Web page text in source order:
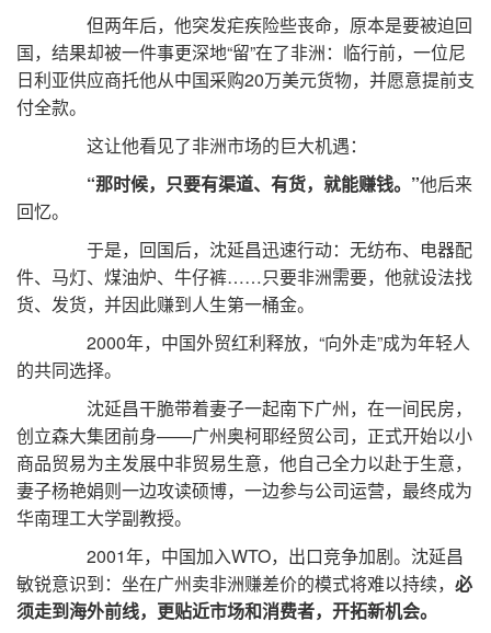
但两年后，他突发疟疾险些丧命，原本是要被迫回
国，结果却被一件事更深地“留”在了非洲：临行前，一位尼
日利亚供应商托他从中国采购20万美元货物，并愿意提前支
付全款。
这让他看见了非洲市场的巨大机遇：
“那时候，只要有渠道、有货，就能赚钱。”他后来
回忆。
于是，回国后，沈延昌迅速行动：无纺布、电器配
件、马灯、煤油炉、牛仔裤……只要非洲需要，他就设法找
货、发货，并因此赚到人生第一桶金。
2000年，中国外贸红利释放，“向外走”成为年轻人
的共同选择。
沈延昌干脆带着妻子一起南下广州，在一间民房，
创立森大集团前身——广州奥柯耶经贸公司，正式开始以小
商品贸易为主发展中非贸易生意，他自己全力以赴于生意，
妻子杨艳娟则一边攻读硕博，一边参与公司运营，最终成为
华南理工大学副教授。
2001年，中国加入WTO，出口竞争加剧。沈延昌
敏锐意识到：坐在广州卖非洲赚差价的模式将难以持续， 必
须走到海外前线，更贴近市场和消费者，开拓新机会。